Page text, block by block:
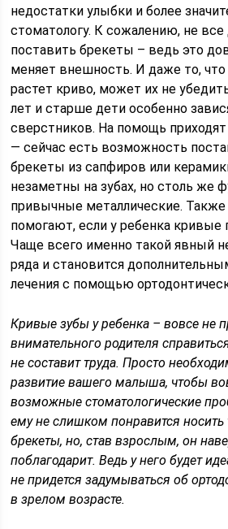
недостатки улыбки и более
стоматологу. К сожалению, не
поставить брекеты – ведь это
меняет внешность. И даже то, что
растет криво, может их не
лет и старше дети особенно
сверстников. На помощь
— сейчас есть возможность
брекеты из сапфиров или
незаметны на зубах, но столь же
привычные металлические.
помогают, если у ребенка кривые
Чаще всего именно такой явный
ряда и становится
лечения с помощью
Кривые зубы у ребенка – вовсе не
внимательного родителя
не составит труда. Просто
развитие вашего малыша, чтобы
возможные стоматологические
ему не слишком понравится
брекеты, но, став взрослым, он
поблагодарит. Ведь у него будет
не придется задумываться об
в зрелом возрасте.